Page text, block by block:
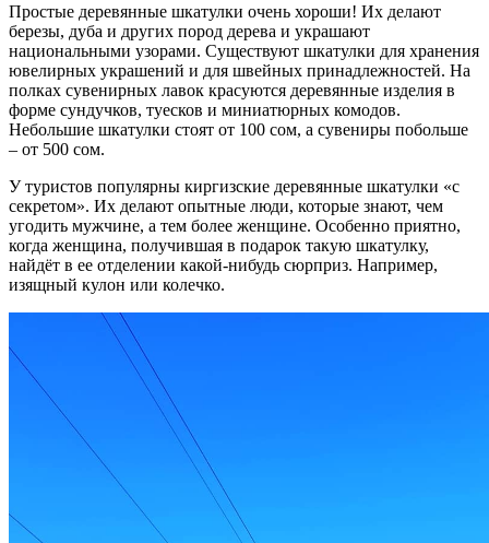
Простые деревянные шкатулки очень хороши! Их делают
березы, дуба и других пород дерева и украшают
национальными узорами. Существуют шкатулки для хранения
ювелирных украшений и для швейных принадлежностей. На
полках сувенирных лавок красуются деревянные изделия в
форме сундучков, туесков и миниатюрных комодов.
Небольшие шкатулки стоят от 100 сом, а сувениры побольше
– от 500 сом.
У туристов популярны киргизские деревянные шкатулки «с
секретом». Их делают опытные люди, которые знают, чем
угодить мужчине, а тем более женщине. Особенно приятно,
когда женщина, получившая в подарок такую шкатулку,
найдёт в ее отделении какой-нибудь сюрприз. Например,
изящный кулон или колечко.